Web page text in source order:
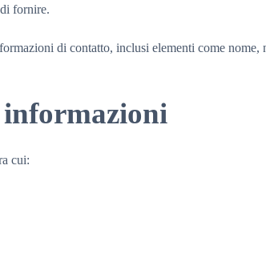
fornire.
di contatto, inclusi elementi come
informazioni
cui: